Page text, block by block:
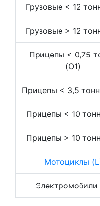
Грузовые < 12
Грузовые > 12
Прицепы < 0,75
(O1)
Прицепы < 3,5
Прицепы < 10
Прицепы > 10
Мотоциклы
Электромобили